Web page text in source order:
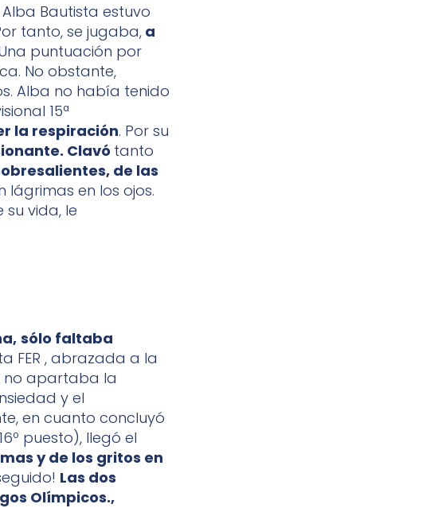
Bautista estuvo
tanto, se jugaba, a
puntuación por
No obstante,
Alba no había tenido
15ª
la respiración. Por su
Clavó tanto
de las
lágrimas en los ojos.
vida, le
sólo faltaba
FER , abrazada a la
no apartaba la
y el
en cuanto concluyó
puesto), llegó el
y de los gritos en
Las dos
Olímpicos.,